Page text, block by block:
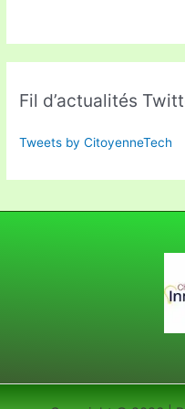
Fil d’actualités
Tweets by CitoyenneTech